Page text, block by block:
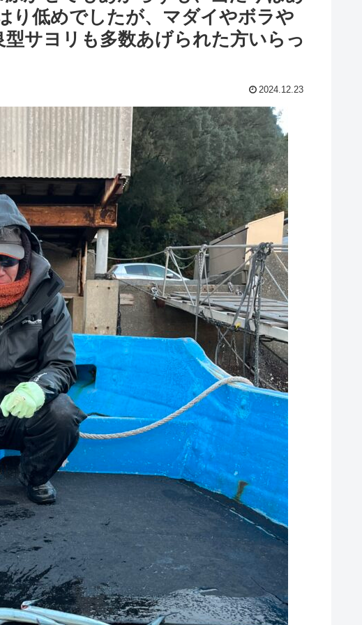
り低めでしたが、マダイやボラや
サヨリも多数あげられた方いらっ
2024.12.23